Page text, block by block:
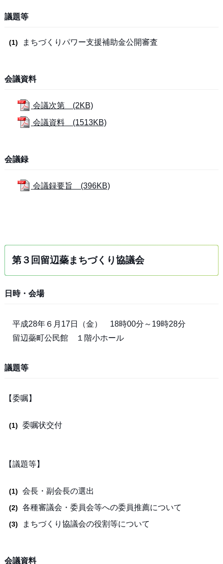
議題等
まちづくりパワー支援補助金公開審査
会議資料
会議次第 (2KB)
会議資料 (1513KB)
会議録
会議録要旨 (396KB)
第３回留辺蘂まちづくり協議会
日時・会場
平成28年６月17日（金） 18時00分～19時28分
留辺蘂町公民館 １階小ホール
議題等
【委嘱】
委嘱状交付
【議題等】
会長・副会長の選出
各種審議会・委員会等への委員推薦について
まちづくり協議会の役割等について
会議資料